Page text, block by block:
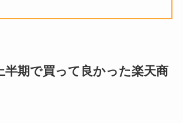
半期で買って良かった楽天商